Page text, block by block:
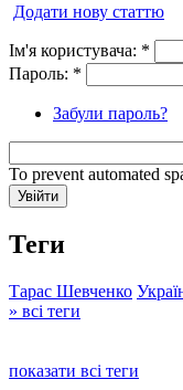
Додати нову статтю
Ім'я користувача: *
Пароль: *
Забули пароль?
To prevent automated
Теги
Тарас Шевченко
» всі теги
показати всі теги